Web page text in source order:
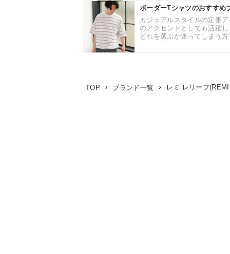
ボーダーTシャツのおすすめ
カジュアルスタイルの定番
のアクセントとしても活躍
どれを選ぶか迷ってしまう
TOP ブランド一覧 レミ レリーフ